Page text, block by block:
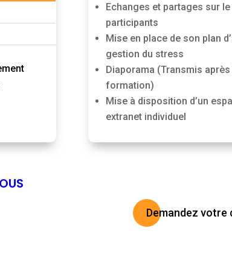
Echanges et partages sur
participants
Mise en place de son plan
gestion du stress
Diaporama (Transmis après
formation)
Mise à disposition d’un
extranet individuel
Demandez votre